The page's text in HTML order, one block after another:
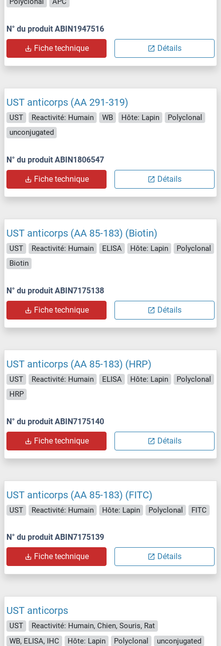
N° du produit ABIN1947516
Fiche technique Détails
UST anticorps (AA 291-319)
UST Reactivité: Humain WB Hôte: Lapin
Polyclonal
unconjugated
N° du produit ABIN1806547
Fiche technique Détails
UST anticorps (AA 85-183) (Biotin)
UST Reactivité: Humain ELISA Hôte: Lapin
Polyclonal
Biotin
N° du produit ABIN7175138
Fiche technique Détails
UST anticorps (AA 85-183) (HRP)
UST Reactivité: Humain ELISA Hôte: Lapin
Polyclonal
HRP
N° du produit ABIN7175140
Fiche technique Détails
UST anticorps (AA 85-183) (FITC)
UST Reactivité: Humain Hôte: Lapin Polyclonal FITC
N° du produit ABIN7175139
Fiche technique Détails
UST anticorps
UST
Reactivité: Humain, Chien, Souris, Rat
WB, ELISA, IHC
Hôte: Lapin Polyclonal unconjugated